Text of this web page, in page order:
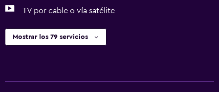
TV por cable o vía satélite
Mostrar los 79 servicios